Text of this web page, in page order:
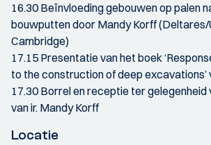
16.30 Beïnvloeding gebouwen op palen
bouwputten door Mandy Korff
Cambridge)
17.15 Presentatie van het boek
to the construction of deep excavations’
17.30 Borrel en receptie ter gelegenheid
van ir. Mandy Korff
Locatie